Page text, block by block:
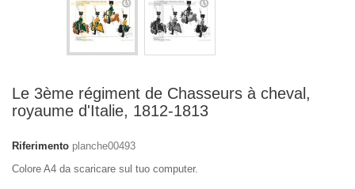
Le 3ème régiment de Chasseurs à cheval,
royaume d'Italie, 1812-1813
Riferimento planche00493
Colore A4 da scaricare sul tuo computer.